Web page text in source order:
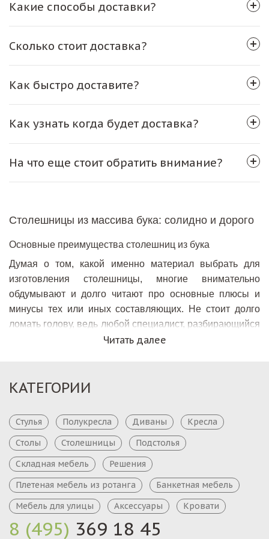
Какие способы доставки?
Сколько стоит доставка?
Как быстро доставите?
Как узнать когда будет доставка?
На что еще стоит обратить внимание?
Столешницы из массива бука: солидно и дорого
Основные преимущества столешниц из бука
Думая о том, какой именно материал выбрать для
изготовления столешницы, многие внимательно
обдумывают и долго читают про основные плюсы и
минусы тех или иных составляющих. Не стоит долго
ломать голову, ведь любой специалист, разбирающийся
в мебели, непременно скажет вам, что
этому бук является очень красивым деревом, что и
мебели, изготовленной с его применением.
Где используются столешницы из бука
Столешницы из букаиспользуются как в квартирах
для придания интерьеру кухни индивидуального стиля
и красоты, так и в общественных заведениях типа
кафе, ресторанов и баров. Наиболее шикарно
смотрятся столешницы барных стоек, созданных с
Читать далее
8 (495) 369 18 45
КАТЕГОРИИ
Стулья Полукресла Диваны
Кресла
Столы
Столешницы
Подстолья
Складная мебель
Решения
Плетеная мебель из ротанга
Банкетная мебель
Мебель для улицы
Аксессуары Кровати